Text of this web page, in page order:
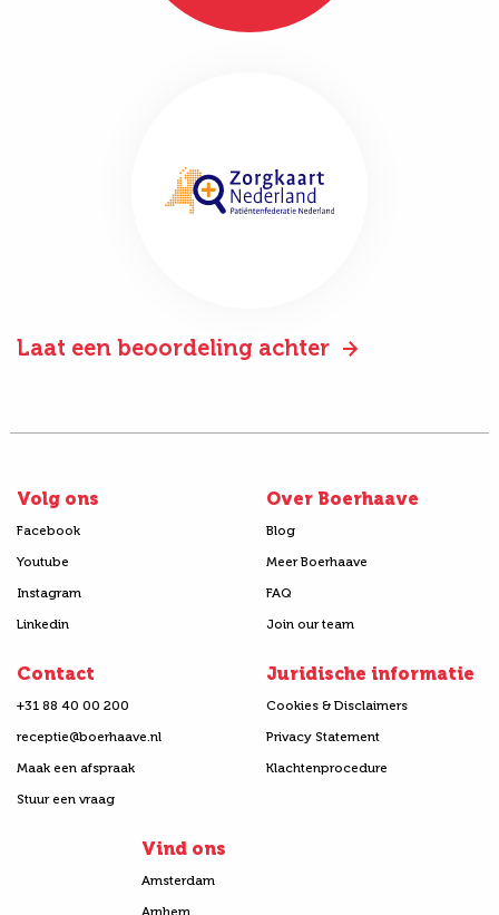
Laat een beoordeling achter
Volg ons
Facebook
Youtube
Instagram
Linkedin
Over Boerhaave
Blog
Meer Boerhaave
FAQ
Join our team
Contact
+31 88 40 00 200
receptie@boerhaave.nl
Maak een afspraak
Stuur een vraag
Juridische informatie
Cookies & Disclaimers
Privacy Statement
Klachtenprocedure
Vind ons
Amsterdam
Arnhem